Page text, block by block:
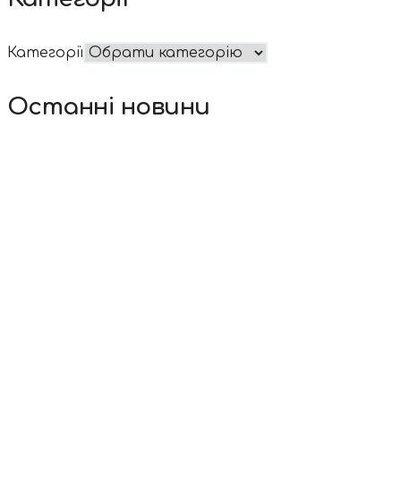
Категорії
Останні новини